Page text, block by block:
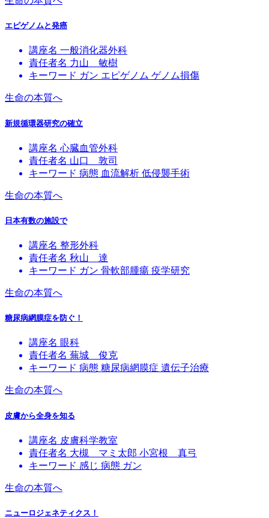
エピゲノムと発癌
講座名 一般消化器外科
責任者名 力山 敏樹
キーワード ガン エピゲノム ゲノム損傷
生命の本質へ
新規循環器研究の確立
講座名 心臓血管外科
責任者名 山口 敦司
キーワード 病態 血流解析 低侵襲手術
生命の本質へ
日本有数の施設で
講座名 整形外科
責任者名 秋山 達
キーワード ガン 骨軟部腫瘍 疫学研究
生命の本質へ
糖尿病網膜症を防ぐ！
講座名 眼科
責任者名 蕪城 俊克
キーワード 病態 糖尿病網膜症 遺伝子治療
生命の本質へ
皮膚から全身を知る
講座名 皮膚科学教室
責任者名 大槻 マミ太郎 小宮根 真弓
キーワード 感じ 病態 ガン
生命の本質へ
ニューロジェネティクス！